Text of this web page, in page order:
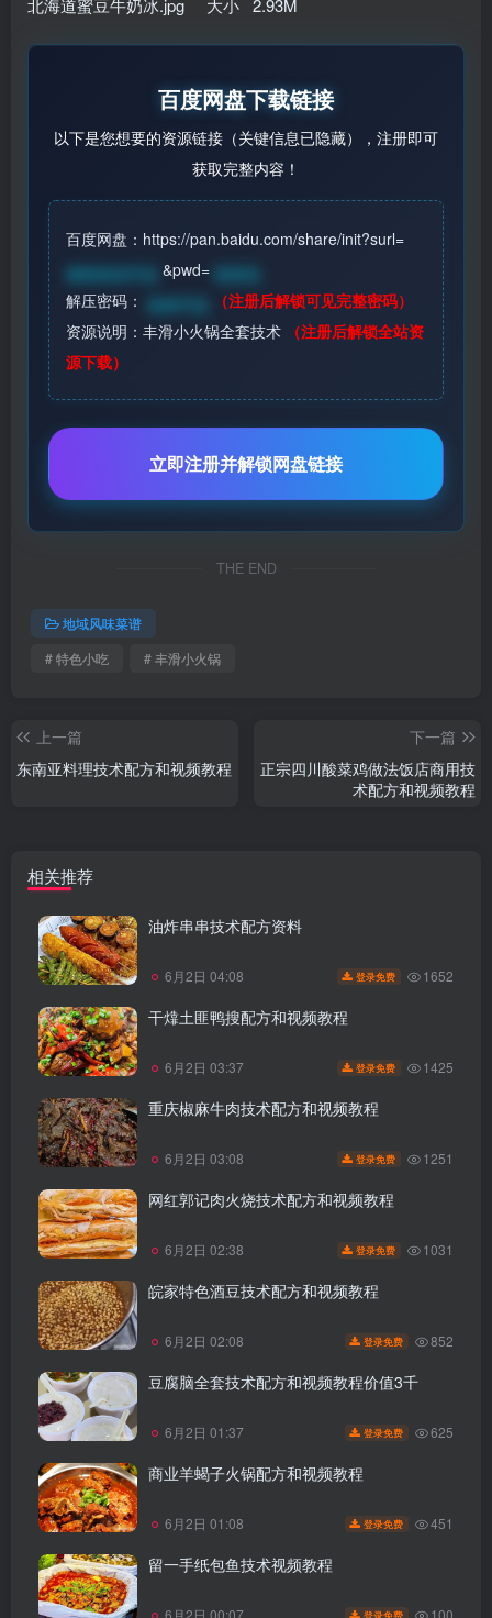
北海道蜜豆牛奶冰.jpg 大小 2.93M
百度网盘下载链接
以下是您想要的资源链接（关键信息已隐藏），注册即可
获取完整内容！
百度网盘：https://pan.baidu.com/share/init?surl=
请登录后可见
&pwd=
解压密码：
（注册后解锁可见完整密码）
资源说明：丰滑小火锅全套技术
（注册后解锁全站资
源下载）
立即注册并解锁网盘链接
THE END
地域风味菜谱
# 特色小吃
# 丰滑小火锅
上一篇
东南亚料理技术配方和视频教程
下一篇
正宗四川酸菜鸡做法饭店商用技
术配方和视频教程
相关推荐
油炸串串技术配方资料
6月2日 04:08 登录免费 1652
干㸆土匪鸭搜配方和视频教程
6月2日 03:37 登录免费 1425
重庆椒麻牛肉技术配方和视频教程
6月2日 03:08 登录免费 1251
网红郭记肉火烧技术配方和视频教程
6月2日 02:38 登录免费 1031
皖家特色酒豆技术配方和视频教程
6月2日 02:08 登录免费 852
豆腐脑全套技术配方和视频教程价值3千
6月2日 01:37 登录免费 625
商业羊蝎子火锅配方和视频教程
6月2日 01:08 登录免费 451
留一手纸包鱼技术视频教程
6月2日 00:07 登录免费 100